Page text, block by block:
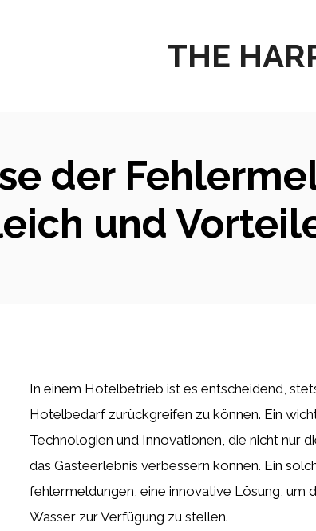
THE
der
und
In einem Hotelbetrieb ist es entscheidend,
Hotelbedarf zurückgreifen zu können. Ein
Technologien und Innovationen, die nicht nur
das Gästeerlebnis verbessern können. Ein
fehlermeldungen, eine innovative Lösung, um
Wasser zur Verfügung zu stellen.